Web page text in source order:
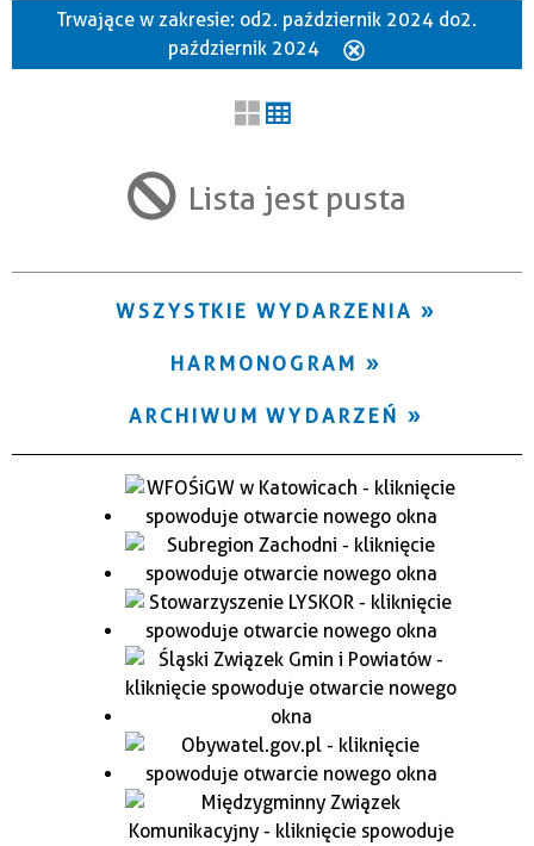
Szukana fraza
Trwające w zakresie
Trwające w zakresie: od 2. październik 2024 do 2.
październik 2024
Lista jest pusta
WSZYSTKIE WYDARZENIA
HARMONOGRAM
ARCHIWUM WYDARZEŃ